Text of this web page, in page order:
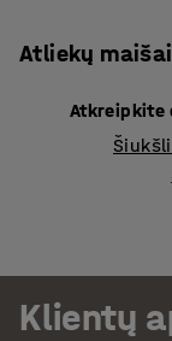
Atliekų maišai
Atkreipkite
Klientų